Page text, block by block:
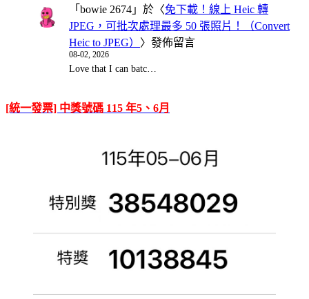
「 bowie 2674 」於〈免下載！線上 Heic 轉
JPEG，可批次處理最多 50 張照片！（Convert
Heic to JPEG） 〉發佈留言
08-02, 2026
Love that I can batc…
[統一發票] 中獎號碼 115 年5、6月